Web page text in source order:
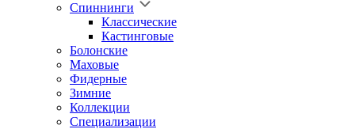
Спиннинги
Классические
Кастинговые
Болонские
Маховые
Фидерные
Зимние
Коллекции
Специализации